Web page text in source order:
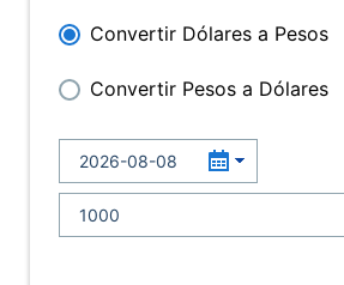
Convertir Dólares a Pesos
Convertir Pesos a Dólares